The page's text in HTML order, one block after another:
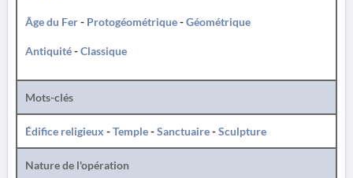
Âge du Fer- Protogéométrique-Géométrique
Antiquité-Classique
Mots-clés
Édifice religieux -Temple-Sanctuaire-Sculpture
Nature de l'opération